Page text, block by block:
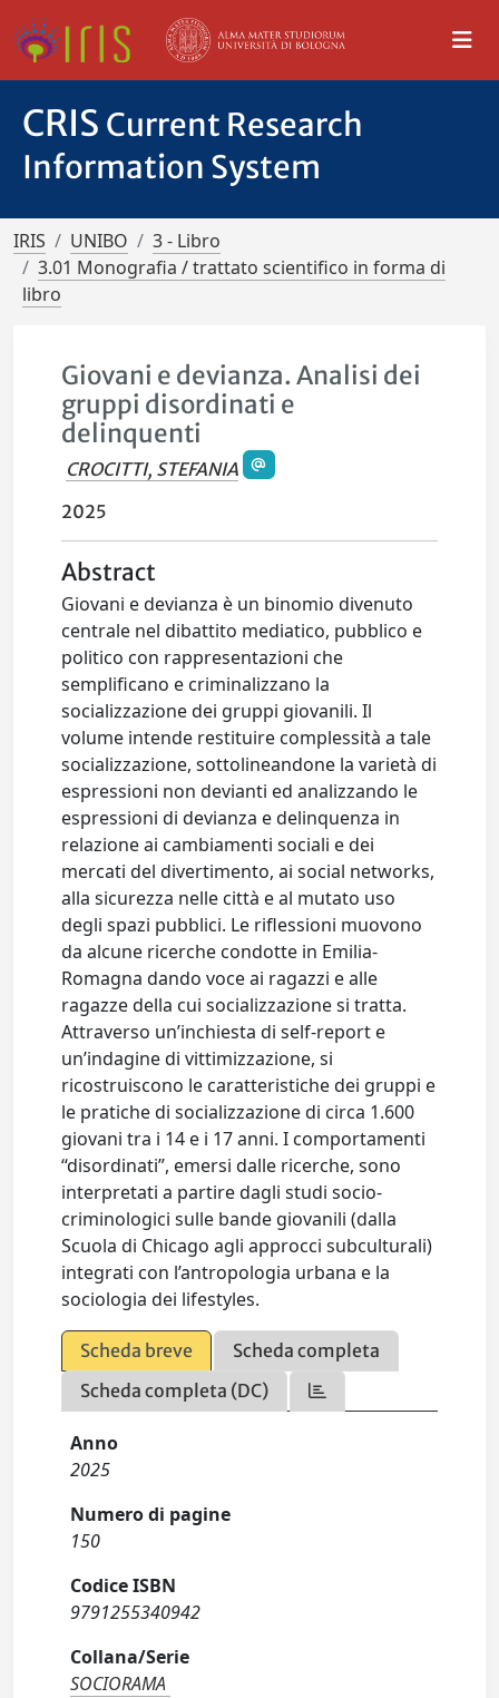
CRIS Current Research
Information System
IRIS UNIBO
3 - Libro
3.01 Monografia / trattato scientifico in forma di
libro
Giovani e devianza. Analisi dei
gruppi disordinati e
delinquenti
CROCITTI, STEFANIA
2025
Abstract
Giovani e devianza è un binomio divenuto
centrale nel dibattito mediatico, pubblico e
politico con rappresentazioni che
semplificano e criminalizzano la
socializzazione dei gruppi giovanili. Il
volume intende restituire complessità a tale
socializzazione, sottolineandone la varietà di
espressioni non devianti ed analizzando le
espressioni di devianza e delinquenza in
relazione ai cambiamenti sociali e dei
mercati del divertimento, ai social networks,
alla sicurezza nelle città e al mutato uso
degli spazi pubblici. Le riflessioni muovono
da alcune ricerche condotte in Emilia-
Romagna dando voce ai ragazzi e alle
ragazze della cui socializzazione si tratta.
Attraverso un’inchiesta di self-report e
un’indagine di vittimizzazione, si
ricostruiscono le caratteristiche dei gruppi e
le pratiche di socializzazione di circa 1.600
giovani tra i 14 e i 17 anni. I comportamenti
“disordinati”, emersi dalle ricerche, sono
interpretati a partire dagli studi socio-
criminologici sulle bande giovanili (dalla
Scuola di Chicago agli approcci subculturali)
integrati con l’antropologia urbana e la
sociologia dei lifestyles.
Scheda breve
Scheda completa
Scheda completa (DC)
Anno
2025
Numero di pagine
150
Codice ISBN
9791255340942
Collana/Serie
SOCIORAMA